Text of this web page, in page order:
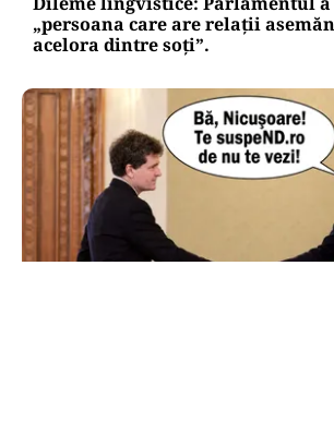
„persoana care are relații
acelora dintre soți”.